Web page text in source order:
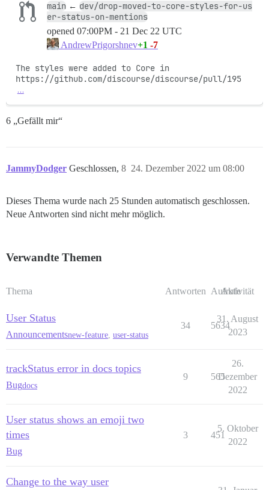
main ← dev/drop-moved-to-core-styles-for-us
er-status-on-mentions
opened 07:00PM - 21 Dec 22 UTC
AndrewPrigorshnev+1 -7
The styles were added to Core in
https://github.com/discourse/discourse/pull/195
…
6 „Gefällt mir“
JammyDodger Geschlossen, 24. Dezember 2022 um 08:00
8
Dieses Thema wurde nach 25 Stunden automatisch geschlossen.
Neue Antworten sind nicht mehr möglich.
Verwandte Themen
Thema Antworten Aufrufe
Aktivität
User Status
Announcementsnew-feature user-status
34 5634
31. August
2023
trackStatus error in docs topics
Bugdocs
9 565
26.
Dezember
2022
User status shows an emoji two
times
Bug
3 451
5. Oktober
2022
Change to the way user